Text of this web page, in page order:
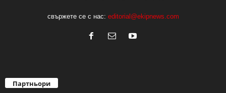
свържете се с нас: editorial@ekipnews.com
Партньори